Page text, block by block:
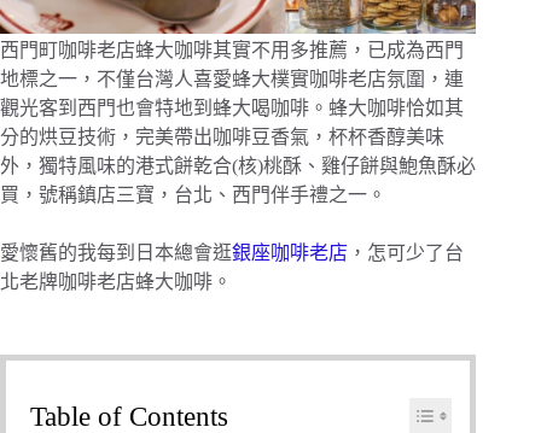
西門町咖啡老店蜂大咖啡其實不用多推薦，已成為西門
地標之一，不僅台灣人喜愛蜂大樸實咖啡老店氛圍，連
觀光客到西門也會特地到蜂大喝咖啡。蜂大咖啡恰如其
分的烘豆技術，完美帶出咖啡豆香氣，杯杯香醇美味
外，獨特風味的港式餅乾合(核)桃酥、雞仔餅與鮑魚酥必
買，號稱鎮店三寶，台北、西門伴手禮之一。
愛懷舊的我每到日本總會逛銀座咖啡老店 ，怎可少了台
北老牌咖啡老店蜂大咖啡。
Table of Contents